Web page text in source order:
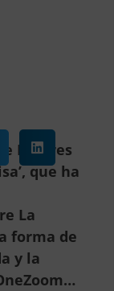
Dolores
que ha
La
forma de
y la